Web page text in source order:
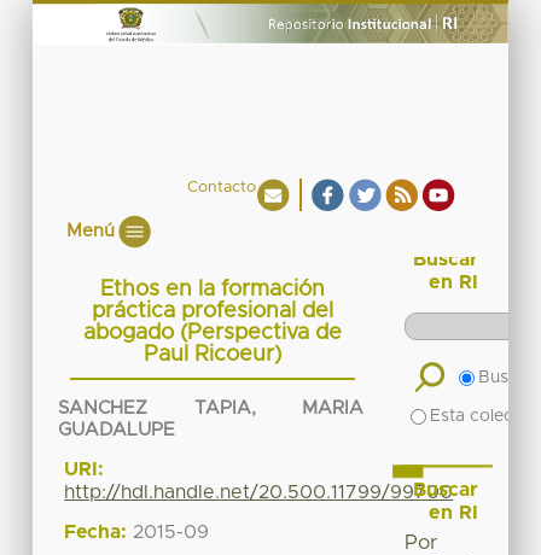
Contacto
Menú
Ethos en la formación
práctica profesional del
abogado (Perspectiva de
Paul Ricoeur)
SANCHEZ TAPIA, MARIA
GUADALUPE
URI:
http://hdl.handle.net/20.500.11799/99700
Fecha: 2015-09
Buscar
en RI
Buscar
Esta
Buscar
en RI
Por